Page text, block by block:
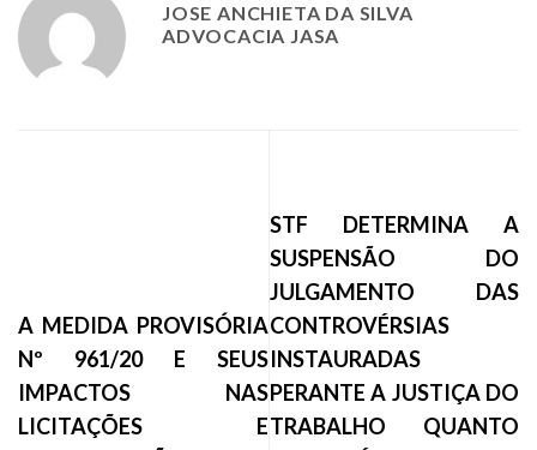
JOSE ANCHIETA DA SILVA
ADVOCACIA JASA
A MEDIDA PROVISÓRIA
Nº 961/20 E SEUS
IMPACTOS NAS
LICITAÇÕES E
STF DETERMINA A
SUSPENSÃO DO
JULGAMENTO DAS
CONTROVÉRSIAS
INSTAURADAS
PERANTE A JUSTIÇA DO
TRABALHO QUANTO